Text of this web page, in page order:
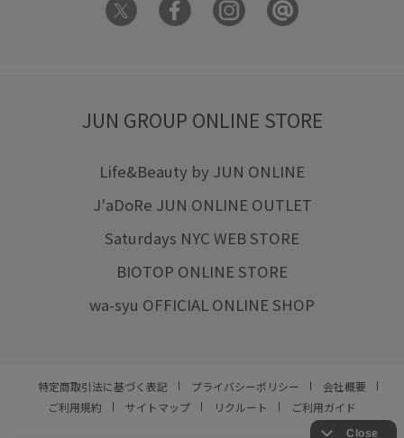
JUN GROUP ONLINE STORE
Life&Beauty by JUN ONLINE
J'aDoRe JUN ONLINE OUTLET
Saturdays NYC WEB STORE
BIOTOP ONLINE STORE
wa-syu OFFICIAL ONLINE SHOP
特定商取引法に基づく表記 プライバシーポリシー
会社概要
ご利用規約
サイトマップ リクルート ご利用ガイド